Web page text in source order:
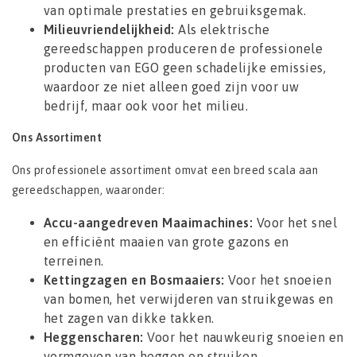
van optimale prestaties en gebruiksgemak.
Milieuvriendelijkheid: Als elektrische
gereedschappen produceren de professionele
producten van EGO geen schadelijke emissies,
waardoor ze niet alleen goed zijn voor uw
bedrijf, maar ook voor het milieu.
Ons Assortiment
Ons professionele assortiment omvat een breed scala aan
gereedschappen, waaronder:
Accu-aangedreven Maaimachines: Voor het snel
en efficiënt maaien van grote gazons en
terreinen.
Kettingzagen en Bosmaaiers: Voor het snoeien
van bomen, het verwijderen van struikgewas en
het zagen van dikke takken.
Heggenscharen: Voor het nauwkeurig snoeien en